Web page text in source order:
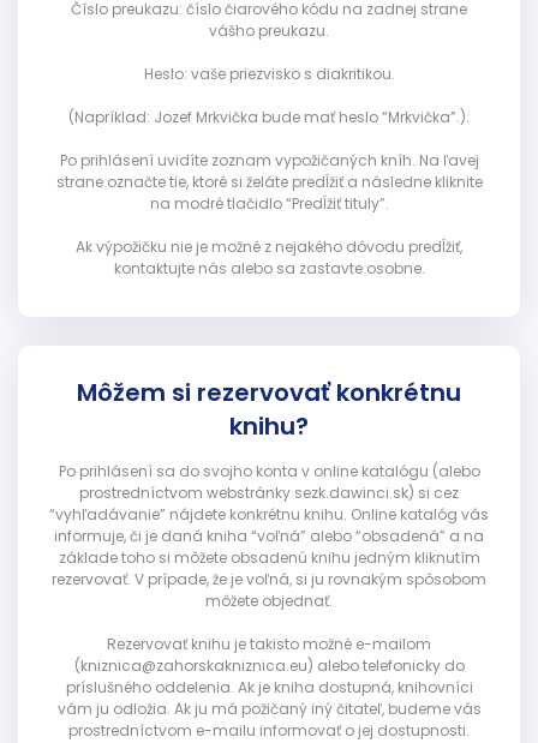
Číslo preukazu: číslo čiarového kódu na zadnej strane
vášho preukazu.
Heslo: vaše priezvisko s diakritikou.
(Napríklad: Jozef Mrkvička bude mať heslo “Mrkvička”.).
Po prihlásení uvidíte zoznam vypožičaných kníh. Na ľavej
strane označte tie, ktoré si želáte predĺžiť a následne kliknite
na modré tlačidlo “Predĺžiť tituly”.
Ak výpožičku nie je možné z nejakého dôvodu predĺžiť,
kontaktujte nás alebo sa zastavte osobne.
Môžem si rezervovať konkrétnu
knihu?
Po prihlásení sa do svojho konta v online katalógu (alebo
prostredníctvom webstránky sezk.dawinci.sk) si cez
“vyhľadávanie” nájdete konkrétnu knihu. Online katalóg vás
informuje, či je daná kniha “voľná” alebo “obsadená” a na
základe toho si môžete obsadenú knihu jedným kliknutím
rezervovať. V prípade, že je voľná, si ju rovnakým spôsobom
môžete objednať.
Rezervovať knihu je takisto možné e-mailom
(kniznica@zahorskakniznica.eu) alebo telefonicky do
príslušného oddelenia. Ak je kniha dostupná, knihovníci
vám ju odložia. Ak ju má požičaný iný čitateľ, budeme vás
prostredníctvom e-mailu informovať o jej dostupnosti.